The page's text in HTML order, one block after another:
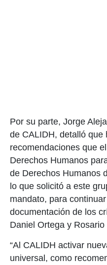
Por su parte, Jorge
de CALIDH, detalló que
recomendaciones que
Derechos Humanos
de Derechos Humanos
lo que solicitó a este
mandato, para
documentación de los
Daniel Ortega y
“Al CALIDH activar
universal, como